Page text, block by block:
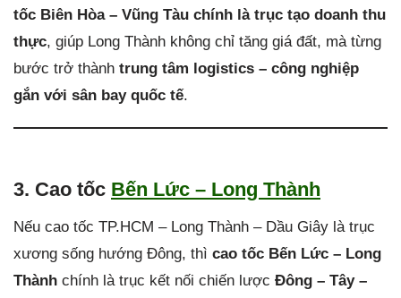
tốc Biên Hòa – Vũng Tàu chính là trục tạo doanh thu
thực, giúp Long Thành không chỉ tăng giá đất, mà từng
bước trở thành trung tâm logistics – công nghiệp
gắn với sân bay quốc tế.
3. Cao tốc Bến Lức – Long Thành
Nếu cao tốc TP.HCM – Long Thành – Dầu Giây là trục
xương sống hướng Đông, thì cao tốc Bến Lức – Long
Thành chính là trục kết nối chiến lược Đông – Tây –